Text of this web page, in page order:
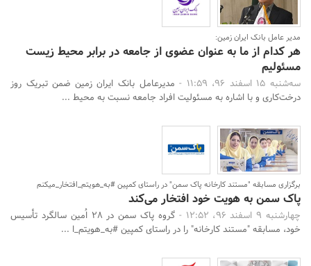
مدیر عامل بانک ایران زمین:
هر کدام از ما به عنوان عضوی از جامعه در برابر محیط زیست
مسئولیم
سه‌شنبه 15 اسفند 96، 11:59 -
مدیرعامل بانک ایران زمین ضمن تبریک روز
درخت‌کاری و با اشاره به مسئولیت افراد جامعه نسبت به محیط‌ ...
برگزاری مسابقه "مستند کارخانه پاک سمن" در راستای کمپین #به_هویتم_افتخار_میکنم
پاک سمن به هویت خود افتخار می‌کند
چهارشنبه 9 اسفند 96، 12:52 -
گروه پاک سمن در 28 اُمین سالگرد تأسیس
خود، مسابقه "مستند کارخانه" را در راستای کمپین #به_هویتم_ا ...